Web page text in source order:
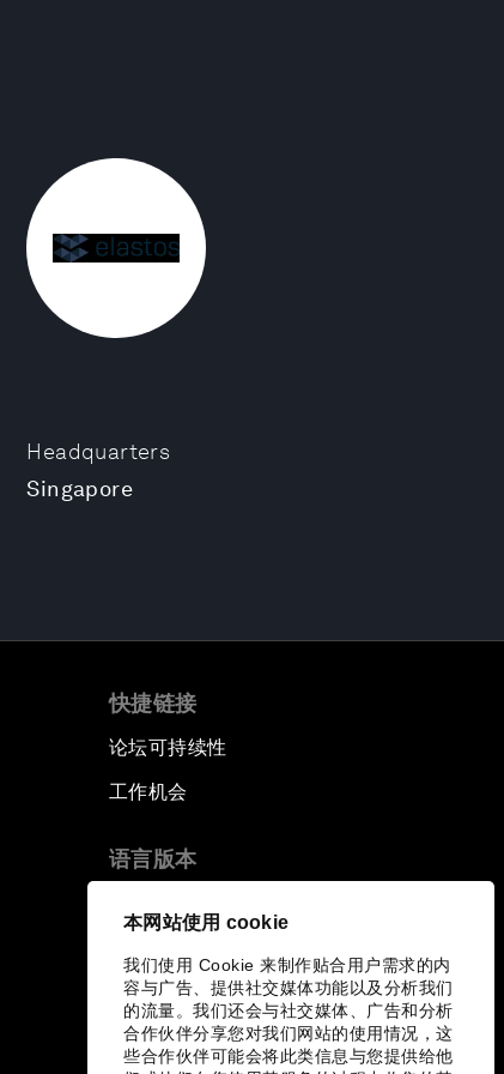
本网站使用 cookie
我们使用 Cookie 来制作贴合用户需求的内
容与广告、提供社交媒体功能以及分析我们
的流量。我们还会与社交媒体、广告和分析
合作伙伴分享您对我们网站的使用情况，这
些合作伙伴可能会将此类信息与您提供给他
Headquarters
Singapore
快捷链接
论坛可持续性
工作机会
语言版本